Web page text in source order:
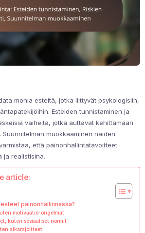
monia esteitä, jotka liittyvät psykologisiin,
Esteiden tunnistaminen ja
vaiheita, jotka auttavat kehittämään
muokkaaminen näiden
että painonhallintatavoitteet
ja realistisina.
article:
painonhallinnassa?
motivaatio-ongelmat
kuten sosiaaliset normit
aikarajoitteet